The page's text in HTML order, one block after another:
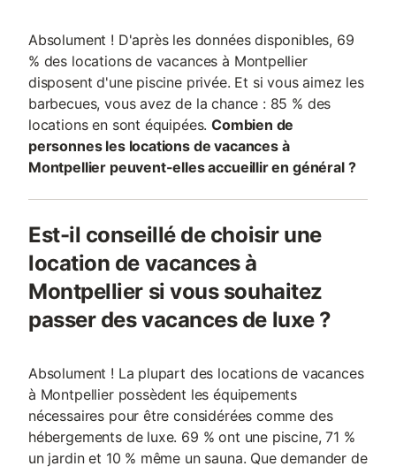
Absolument ! D'après les données disponibles, 69
% des locations de vacances à Montpellier
disposent d'une piscine privée. Et si vous aimez les
barbecues, vous avez de la chance : 85 % des
locations en sont équipées.Combien de
personnes les locations de vacances à
Montpellier peuvent-elles accueillir en général ?
Est-il conseillé de choisir une
location de vacances à
Montpellier si vous souhaitez
passer des vacances de luxe ?
Absolument ! La plupart des locations de vacances
à Montpellier possèdent les équipements
nécessaires pour être considérées comme des
hébergements de luxe. 69 % ont une piscine, 71 %
un jardin et 10 % même un sauna. Que demander de